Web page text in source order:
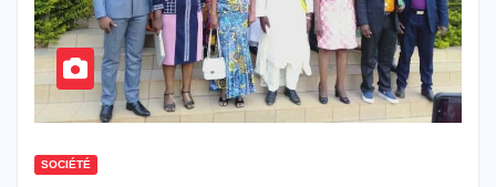
SOCIÉTÉ